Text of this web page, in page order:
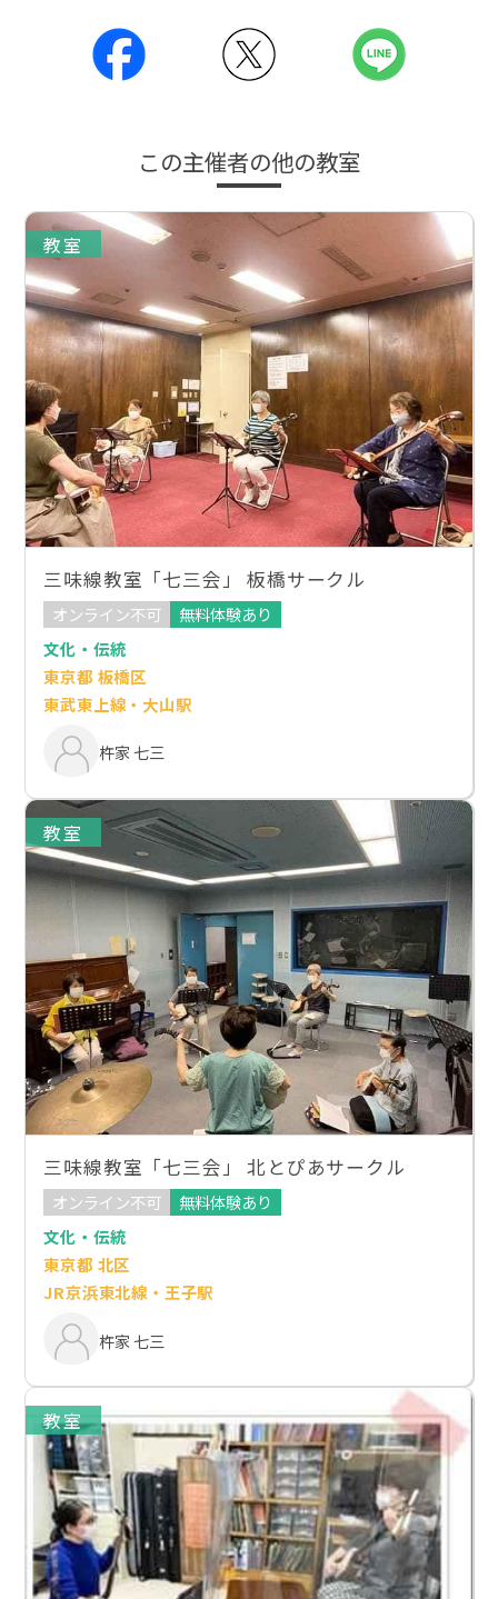
この主催者の他の教室
教室
三味線教室「七三会」 板橋サークル
オンライン不可
無料体験あり
文化・伝統
東京都 板橋区
東武東上線・大山駅
杵家 七三
教室
三味線教室「七三会」 北とぴあサークル
オンライン不可
無料体験あり
文化・伝統
東京都 北区
JR京浜東北線・王子駅
杵家 七三
教室